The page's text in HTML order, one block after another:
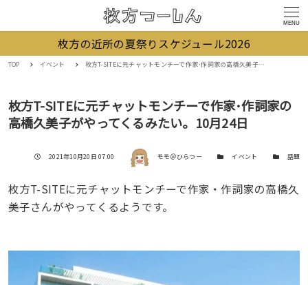
MENU
枚方の近所の夏祭りスケジュール2026
TOP イベント 枚方T-SITEに元チャットモンチーで作家･作詞家の高橋久美子がやってくるみたい。10月24日
枚方T-SITEに元チャットモンチーで作家･作詞家の
高橋久美子がやってくるみたい。10月24日
投稿日
2021年10月20日 07:00 著者 モモ＠ひらつー カテゴリー
イベント カテゴリー
話題
枚方T-SITEに元チャットモンチーで作家・作詞家の高橋久
美子さんがやってくるようです。